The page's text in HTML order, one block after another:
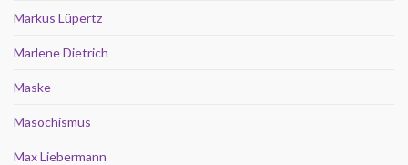
Markus Lüpertz
Marlene Dietrich
Maske
Masochismus
Max Liebermann